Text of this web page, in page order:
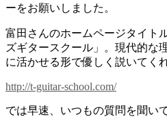
ーをお願いしました。
富田さんのホームページタイト
ズギタースクール」。現代的な
に活かせる形で優しく説いてく
http://t-guitar-school.com/
では早速、いつもの質問を聞い